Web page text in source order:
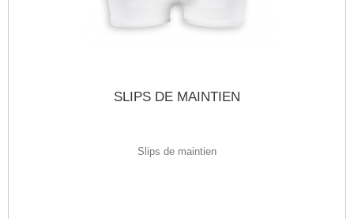
SLIPS DE MAINTIEN
Slips de maintien